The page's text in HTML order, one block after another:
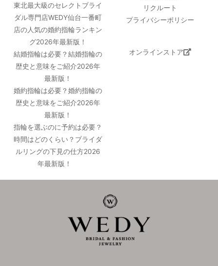
東北最大級のセレクトブライ
ダル専門店WEDY仙台一番町
店の人気の婚約指輪ランキン
グ2026年最新版！
結婚指輪は必要？結婚指輪の
歴史と意味をご紹介2026年
最新版！
婚約指輪は必要？婚約指輪の
歴史と意味をご紹介2026年
最新版！
指輪を選ぶのに予約は必要？
時間はどのくらい？ブライダ
ルリングの下見の仕方2026
年最新版！
リクルート
プライバシーポリシー
オンラインストア